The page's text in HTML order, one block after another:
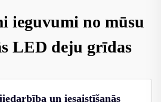
ieguvumi no mūsu
LED deju grīdas
un iesaistīšanās